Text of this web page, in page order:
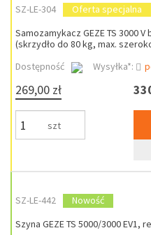
SZ-LE-304
Oferta specjalna
Samozamykacz GEZE TS 3000
(skrzydło do 80 kg, max.
Dostępność
Wysyłka*:
269,00 zł
szt
SZ-LE-442
Nowość
Szyna GEZE TS 5000/3000 EV1,